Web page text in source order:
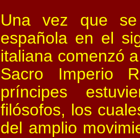
Una vez que
española en el
italiana comenzó
Sacro Imperio
príncipes
filósofos, los
del amplio